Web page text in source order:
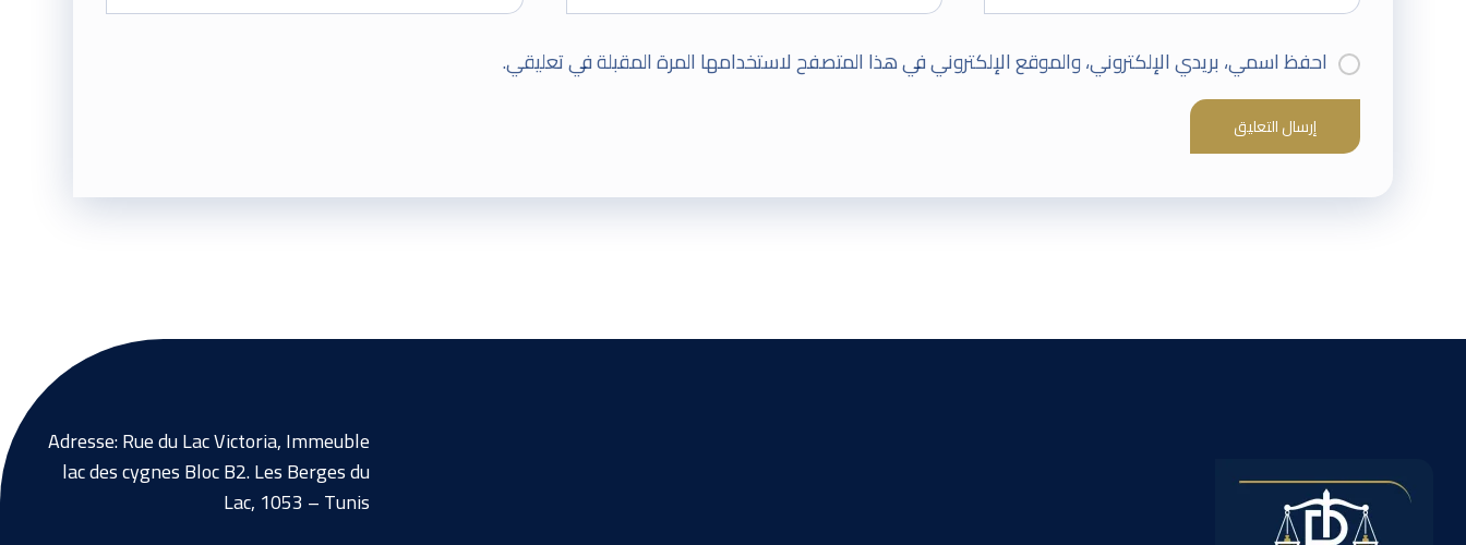
احفظ اسمي، بريدي الإلكتروني، والموقع الإلكتروني في هذا المتصفح لاستخدامها المرة المقبلة في تعليقي.
Adresse: Rue du Lac Victoria, Immeuble
lac des cygnes Bloc B2. Les Berges du
Lac, 1053 – Tunis